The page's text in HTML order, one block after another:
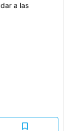
a las